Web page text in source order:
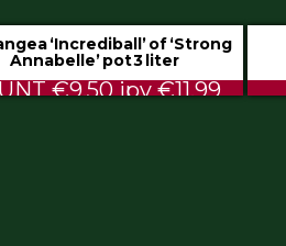
‘Incrediball’ of ‘Strong
Annabelle’ pot 3 liter
€9.50 ipv €11.99